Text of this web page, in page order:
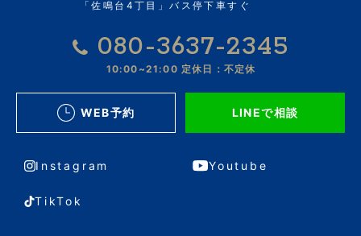
「佐鳴台4丁目」バス停下車すぐ
080-3637-2345
10:00~21:00 定休日：不定休
WEB予約 LINEで相談
Instagram Youtube
TikTok